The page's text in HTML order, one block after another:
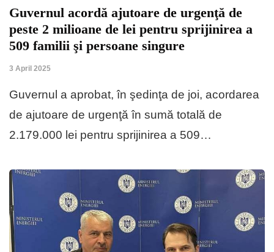
Guvernul acordă ajutoare de urgenţă de
peste 2 milioane de lei pentru sprijinirea a
509 familii şi persoane singure
3 April 2025
Guvernul a aprobat, în şedinţa de joi, acordarea
de ajutoare de urgenţă în sumă totală de
2.179.000 lei pentru sprijinirea a 509…